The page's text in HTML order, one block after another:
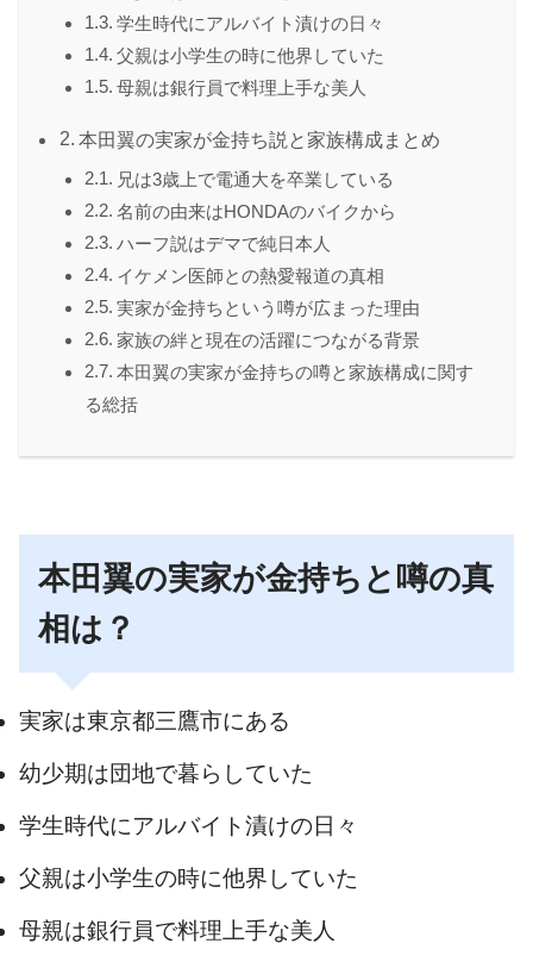
学生時代にアルバイト漬けの日々
父親は小学生の時に他界していた
母親は銀行員で料理上手な美人
本田翼の実家が金持ち説と家族構成まとめ
兄は3歳上で電通大を卒業している
名前の由来はHONDAのバイクから
ハーフ説はデマで純日本人
イケメン医師との熱愛報道の真相
実家が金持ちという噂が広まった理由
家族の絆と現在の活躍につながる背景
本田翼の実家が金持ちの噂と家族構成に関す
る総括
本田翼の実家が金持ちと噂の真
相は？
実家は東京都三鷹市にある
幼少期は団地で暮らしていた
学生時代にアルバイト漬けの日々
父親は小学生の時に他界していた
母親は銀行員で料理上手な美人